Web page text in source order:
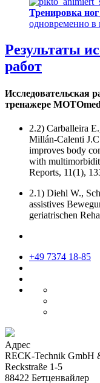
Тренировка
одновременно
Результаты
работ
Исследовательская
тренажере
2.2) Carballeira
Millán-Calenti
improves body
with
Reports, 11(1),
2.1) Diehl W.,
assistives
geriatrischen
+49 7374 18-85
Адрес
RECK-Technik GmbH
Reckstraße 1-5
88422 Бетценвайлер